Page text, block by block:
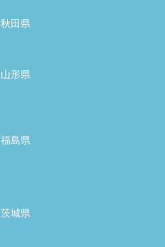
秋田県
山形県
福島県
茨城県